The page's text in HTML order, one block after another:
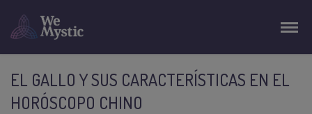
EL GALLO Y SUS CARACTERÍSTICAS EN EL
HORÓSCOPO CHINO